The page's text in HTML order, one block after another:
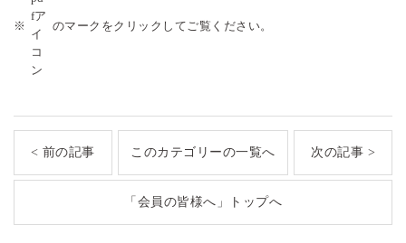
※ のマークをクリックしてご覧ください。
< 前の記事 このカテゴリーの一覧へ 次の記事 >
「会員の皆様へ」トップへ